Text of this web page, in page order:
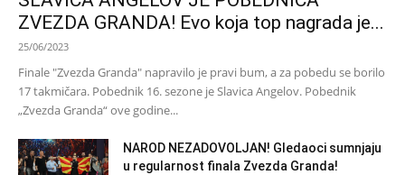
ZVEZDA GRANDA! Evo koja top nagrada je...
25/06/2023
Finale "Zvezda Granda" napravilo je pravi bum, a za pobedu se borilo
17 takmičara. Pobednik 16. sezone je Slavica Angelov. Pobednik
„Zvezda Granda“ ove godine...
NAROD NEZADOVOLJAN! Gledaoci sumnjaju
u regularnost finala Zvezda Granda!